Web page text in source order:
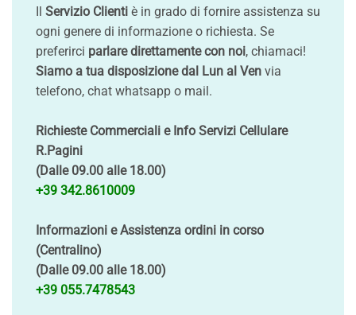
Il Servizio Clienti è in grado di fornire assistenza su
ogni genere di informazione o richiesta. Se
preferirci parlare direttamente con noi, chiamaci!
Siamo a tua disposizione dal Lun al Ven via
telefono, chat whatsapp o mail.
Richieste Commerciali e Info Servizi Cellulare
R.Pagini
(Dalle 09.00 alle 18.00)
+39 342.8610009
Informazioni e Assistenza ordini in corso
(Centralino)
(Dalle 09.00 alle 18.00)
+39 055.7478543